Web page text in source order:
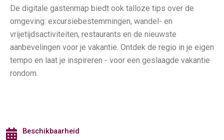
De digitale gastenmap biedt ook talloze tips over de
omgeving: excursiebestemmingen, wandel- en
vrijetijdsactiviteiten, restaurants en de nieuwste
aanbevelingen voor je vakantie. Ontdek de regio in je eigen
tempo en laat je inspireren - voor een geslaagde vakantie
rondom.
Beschikbaarheid